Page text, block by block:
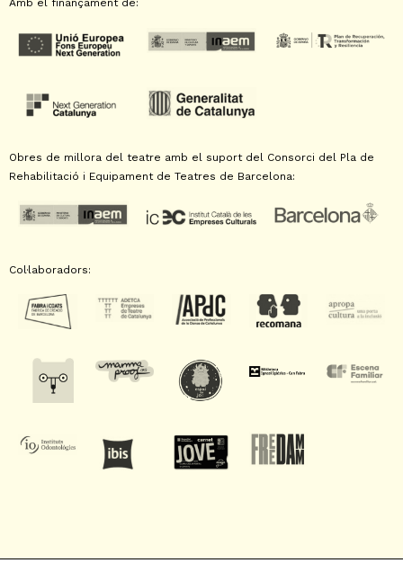
Amb el finançament de:
Obres de millora del teatre amb el suport del Consorci del Pla de
Rehabilitació i Equipament de Teatres de Barcelona:
Col·laboradors: